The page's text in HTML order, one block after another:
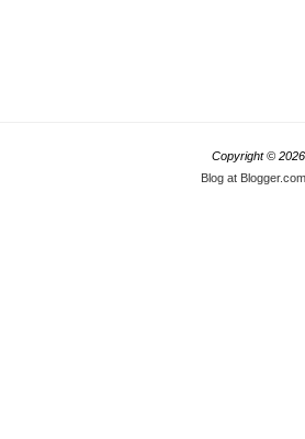
Copyright ©
Blog at Blogger.com